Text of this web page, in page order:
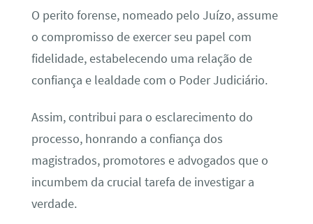
O perito forense, nomeado pelo Juízo, assume
o compromisso de exercer seu papel com
fidelidade, estabelecendo uma relação de
confiança e lealdade com o Poder Judiciário.
Assim, contribui para o esclarecimento do
processo, honrando a confiança dos
magistrados, promotores e advogados que o
incumbem da crucial tarefa de investigar a
verdade.